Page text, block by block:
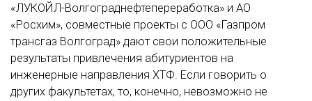
«ЛУКОЙЛ-Волгограднефтепереработка» и АО
«Росхим», совместные проекты с ООО «Газпром
трансгаз Волгоград» дают свои положительные
результаты привлечения абитуриентов на
инженерные направления ХТФ. Если говорить о
других факультетах, то, конечно, невозможно не